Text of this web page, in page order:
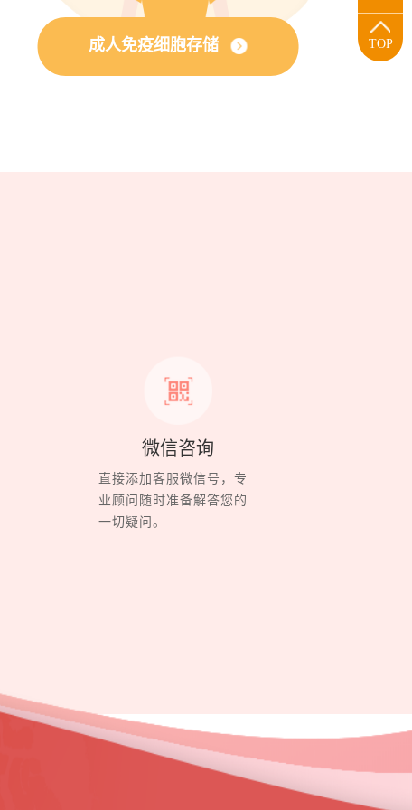
成人免疫细胞存储
微信咨询
直接添加客服微信号，专
业顾问随时准备解答您的
一切疑问。
TOP